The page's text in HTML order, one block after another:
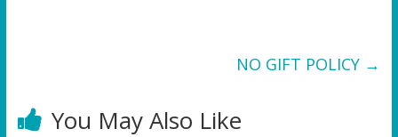
NO GIFT POLICY →
You May Also Like